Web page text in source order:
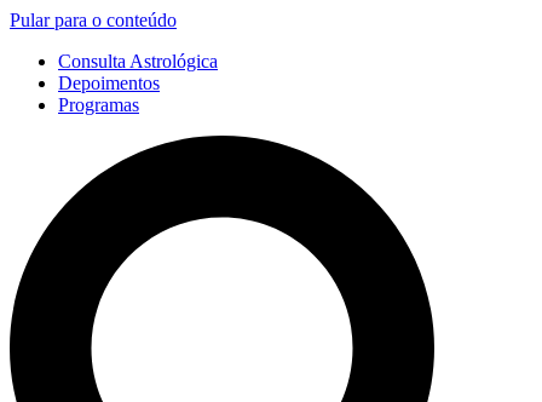
Pular para o conteúdo
Consulta Astrológica
Depoimentos
Programas